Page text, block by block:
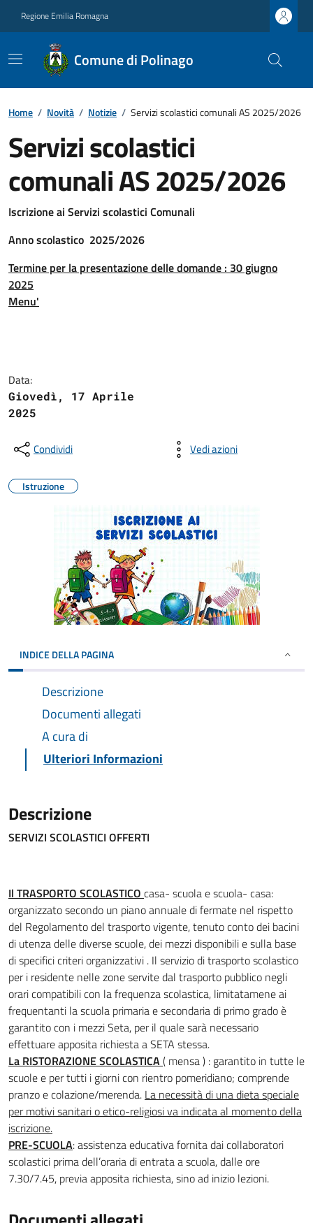
Regione Emilia Romagna
Comune di Polinago
Home / Novità / Notizie / Servizi scolastici comunali AS 2025/2026
Servizi scolastici
comunali AS 2025/2026
Iscrizione ai Servizi scolastici Comunali
Anno scolastico 2025/2026
Termine per la presentazione delle domande : 30 giugno
2025
Menu'
Data:
Giovedì, 17 Aprile
2025
Condividi Vedi azioni
Istruzione
INDICE DELLA PAGINA
Descrizione
Documenti allegati
A cura di
Ulteriori Informazioni
Descrizione
SERVIZI SCOLASTICI OFFERTI
Il TRASPORTO SCOLASTICO casa- scuola e scuola- casa:
organizzato secondo un piano annuale di fermate nel rispetto
del Regolamento del trasporto vigente, tenuto conto dei bacini
di utenza delle diverse scuole, dei mezzi disponibili e sulla base
di specifici criteri organizzativi . Il servizio di trasporto scolastico
per i residente nelle zone servite dal trasporto pubblico negli
orari compatibili con la frequenza scolastica, limitatamene ai
frequentanti la scuola primaria e secondaria di primo grado è
garantito con i mezzi Seta, per il quale sarà necessario
effettuare apposita richiesta a SETA stessa.
La RISTORAZIONE SCOLASTICA( mensa ) : garantito in tutte le
scuole e per tutti i giorni con rientro pomeridiano; comprende
pranzo e colazione/merenda. La necessità di una dieta speciale
per motivi sanitari o etico-religiosi va indicata al momento della
iscrizione.
PRE-SCUOLA: assistenza educativa fornita dai collaboratori
scolastici prima dell’oraria di entrata a scuola, dalle ore
7.30/7.45, previa apposita richiesta, sino ad inizio lezioni.